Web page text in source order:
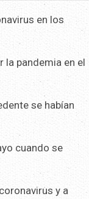
en los
pandemia en el
se habían
cuando se
y a